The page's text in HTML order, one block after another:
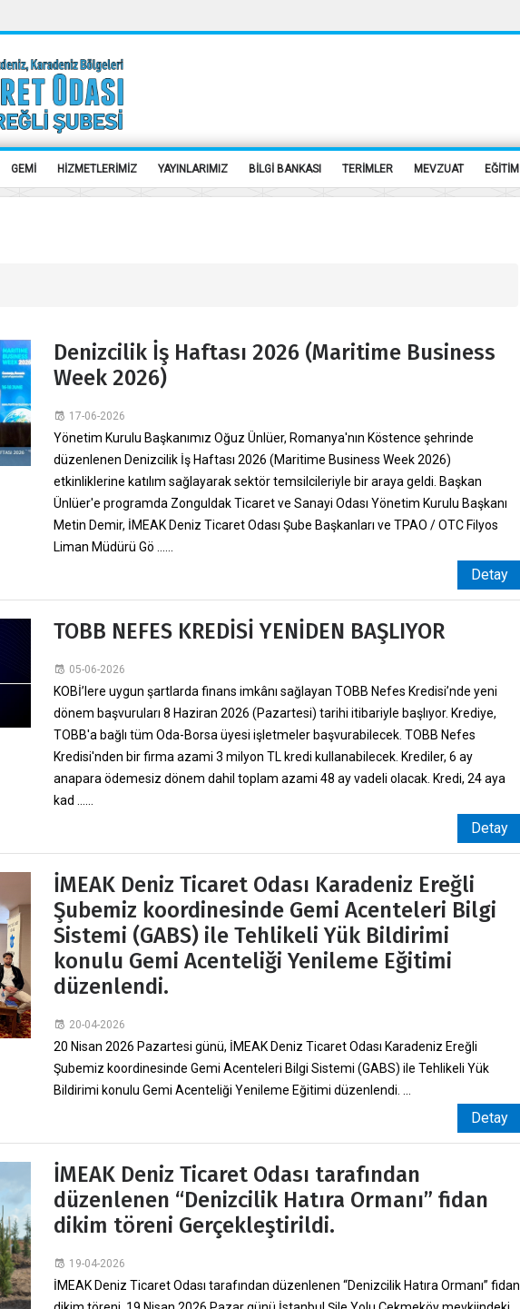
GEMİ HİZMETLERİMİZ YAYINLARIMIZ BİLGİ BANKASI TERİMLER MEVZUAT EĞİTİM
Denizcilik İş Haftası 2026 (Maritime Business
Week 2026)
17-06-2026
Yönetim Kurulu Başkanımız Oğuz Ünlüer, Romanya'nın Köstence şehrinde
düzenlenen Denizcilik İş Haftası 2026 (Maritime Business Week 2026)
etkinliklerine katılım sağlayarak sektör temsilcileriyle bir araya geldi. Başkan
Ünlüer'e programda Zonguldak Ticaret ve Sanayi Odası Yönetim Kurulu Başkanı
Metin Demir, İMEAK Deniz Ticaret Odası Şube Başkanları ve TPAO / OTC Filyos
Liman Müdürü Gö ......
Detay
TOBB NEFES KREDİSİ YENİDEN BAŞLIYOR
05-06-2026
KOBİ’lere uygun şartlarda finans imkânı sağlayan TOBB Nefes Kredisi’nde yeni
dönem başvuruları 8 Haziran 2026 (Pazartesi) tarihi itibariyle başlıyor. Krediye,
TOBB'a bağlı tüm Oda-Borsa üyesi işletmeler başvurabilecek. TOBB Nefes
Kredisi'nden bir firma azami 3 milyon TL kredi kullanabilecek. Krediler, 6 ay
anapara ödemesiz dönem dahil toplam azami 48 ay vadeli olacak. Kredi, 24 aya
kad ......
Detay
İMEAK Deniz Ticaret Odası Karadeniz Ereğli
Şubemiz koordinesinde Gemi Acenteleri Bilgi
Sistemi (GABS) ile Tehlikeli Yük Bildirimi
konulu Gemi Acenteliği Yenileme Eğitimi
düzenlendi.
20-04-2026
20 Nisan 2026 Pazartesi günü, İMEAK Deniz Ticaret Odası Karadeniz Ereğli
Şubemiz koordinesinde Gemi Acenteleri Bilgi Sistemi (GABS) ile Tehlikeli Yük
Bildirimi konulu Gemi Acenteliği Yenileme Eğitimi düzenlendi. ...
Detay
İMEAK Deniz Ticaret Odası tarafından
düzenlenen “Denizcilik Hatıra Ormanı” fidan
dikim töreni Gerçekleştirildi.
19-04-2026
İMEAK Deniz Ticaret Odası tarafından düzenlenen “Denizcilik Hatıra Ormanı” fidan